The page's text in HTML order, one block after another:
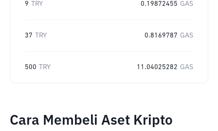
9 TRY 0.19872455 GAS
37 TRY 0.8169787 GAS
500 TRY 11.04025282 GAS
Cara Membeli Aset Kripto